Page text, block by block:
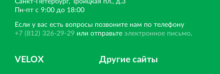
Санкт‐Петербург, Троицкая пл., д.3
Пн‐пт с 9:00 до 18:00
Если у вас есть вопросы позвоните нам по телефону
+7 (812) 326-29-29 или отправьте электронное письмо.
VELOX Другие сайты